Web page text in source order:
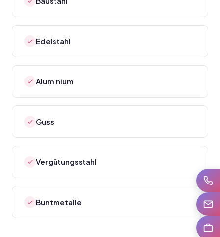
Edelstahl
Aluminium
Guss
Vergütungsstahl
Buntmetalle E-Mail